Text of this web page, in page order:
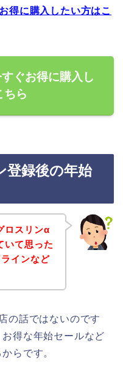
得に購入したい方はこ
ぐお得に購入し
ちら
登録後の年始
ロスリンα
いて思った
インなど
の話ではないのです
得な年始セールなど
らです。